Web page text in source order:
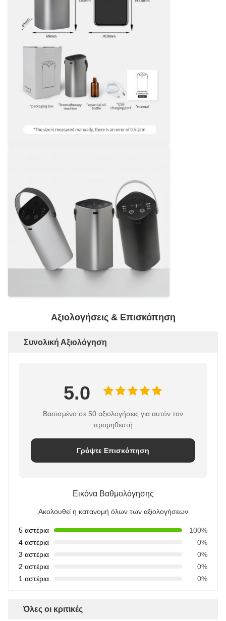
Αξιολογήσεις & Επισκόπηση
Συνολική Αξιολόγηση
5.0
Βασισμένο σε 50 αξιολογήσεις για αυτόν τον
προμηθευτή
Γράψτε Επισκόπηση
Εικόνα Βαθμολόγησης
Ακολουθεί η κατανομή όλων των αξιολογήσεων
5 αστέρια
100%
4 αστέρια
0%
3 αστέρια
0%
2 αστέρια
0%
1 αστέρια
0%
Όλες οι κριτικές